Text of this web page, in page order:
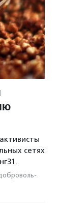
сетях